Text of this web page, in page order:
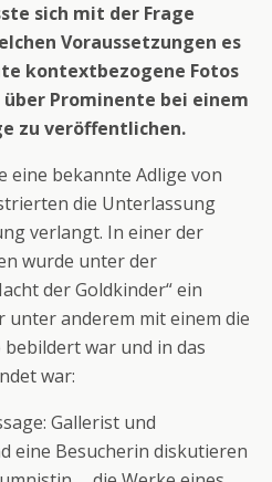
sich mit der Frage
Voraussetzungen es
kontextbezogene Fotos
Prominente bei einem
zu veröffentlichen.
eine bekannte Adlige von
die Unterlassung
verlangt. In einer der
wurde unter der
der Goldkinder“ ein
anderem mit einem die
war und in das
war:
Gallerist und
eine Besucherin diskutieren